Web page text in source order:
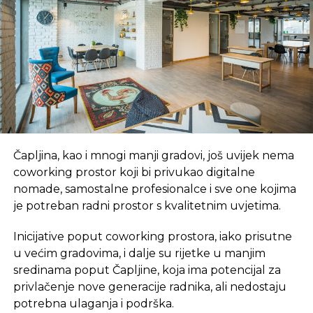
On je rekao da objekat Termoelektrane „Stanari“
ispunjava najviše evropske i svjetske standarde u
proizvodnji električne energije i zaštiti životne
sredine.
Jakovljević je rekao da će „Rudnik i
Termoelektrana Stanari“, kada bude otvoren novi
površinski kop, zapošljavati oko 950 novih radnika,
Termoelektrane „Stanari“ i ima vrlo stručnu radnu
snagu, godišnje snabdijevati elektranu sa oko 2,3
miliona tona uglja.
Termoelektrane Stanari“ da ugljem snabdijeva i
okolno stanovništvo, grad Doboj i sve koji koriste
ugalj za grijanje.
Čapljina, kao i mnogi manji gradovi, još uvijek nema
coworking prostor koji bi privukao digitalne
nomade, samostalne profesionalce i sve one kojima
je potreban radni prostor s kvalitetnim uvjetima.
Inicijative poput coworking prostora, iako prisutne
u većim gradovima, i dalje su rijetke u manjim
sredinama poput Čapljine, koja ima potencijal za
privlačenje nove generacije radnika, ali nedostaju
potrebna ulaganja i podrška.